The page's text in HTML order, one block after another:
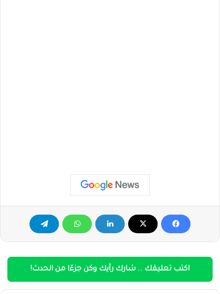
اكتب تعليقك .. شارك رأيك وكن جزءًا من الحدث!